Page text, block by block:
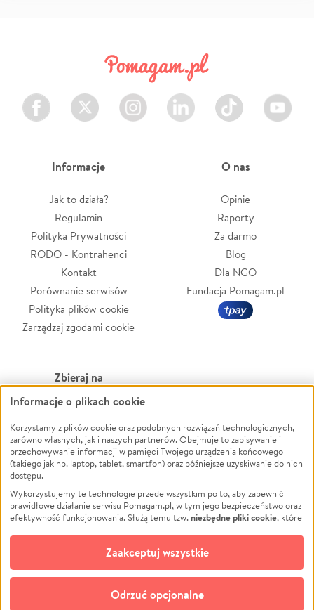
Facebook Twitter Instagram LinkedIn TikTok Youtube
Informacje
Jak to działa?
Regulamin
Polityka Prywatności
RODO - Kontrahenci
Kontakt
Porównanie serwisów
Polityka plików cookie
Zarządzaj zgodami cookie
O nas
Opinie
Raporty
Za darmo
Blog
Dla NGO
Fundacja Pomagam.pl
Zbieraj na
Leczenie
Zwierzęta
Pożar
Ukraina
Pomoc Finansowa
Projekty
Pogrzeb
Społeczność lokalna
Kultura
Powódź
Wichura
NGO
Edukacja
Podróż
Impreza
Ochrona środowiska
Biznes
Informacje o plikach cookie
Korzystamy z plików cookie oraz podobnych rozwiązań technologicznych,
zarówno własnych, jak i naszych partnerów. Obejmuje to zapisywanie i
przechowywanie informacji w pamięci Twojego urządzenia końcowego
(takiego jak np. laptop, tablet, smartfon) oraz późniejsze uzyskiwanie do nich
dostępu.
Wykorzystujemy te technologie przede wszystkim po to, aby zapewnić
prawidłowe działanie serwisu Pomagam.pl, w tym jego bezpieczeństwo oraz
efektywność funkcjonowania. Służą temu tzw.niezbędne pliki cookie, które
opcjonalnych plików cookie
technologii do celów analitycznych i retargetingowych. Możesz wyrazić
zgodę na ich stosowanie lub jej odmówić. W dowolnym momencie masz
możliwość zmiany swoich preferencji na stronie „Zarządzaj zgodami cookie”,
do której link znajdziesz w stopce serwisu Pomagam.pl. Opcjonalne pliki
Odrzuć opcjonalne
Zaakceptuj wszystkie